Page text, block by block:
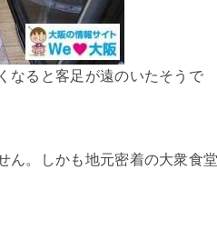
なると客足が遠のいたそうで
ん。しかも地元密着の大衆食